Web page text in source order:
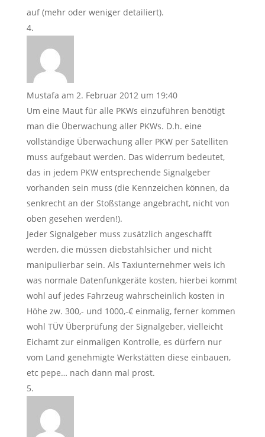
auf (mehr oder weniger detailiert).
Mustafa am 2. Februar 2012 um 19:40
Um eine Maut für alle PKWs einzuführen benötigt
man die Überwachung aller PKWs. D.h. eine
vollständige Überwachung aller PKW per Satelliten
muss aufgebaut werden. Das widerrum bedeutet,
das in jedem PKW entsprechende Signalgeber
vorhanden sein muss (die Kennzeichen können, da
senkrecht an der Stoßstange angebracht, nicht von
oben gesehen werden!).
Jeder Signalgeber muss zusätzlich angeschafft
werden, die müssen diebstahlsicher und nicht
manipulierbar sein. Als Taxiunternehmer weis ich
was normale Datenfunkgeräte kosten, hierbei kommt
wohl auf jedes Fahrzeug wahrscheinlich kosten in
Höhe zw. 300,- und 1000,-€ einmalig, ferner kommen
wohl TÜV Überprüfung der Signalgeber, vielleicht
Eichamt zur einmaligen Kontrolle, es dürfern nur
vom Land genehmigte Werkstätten diese einbauen,
etc pepe… nach dann mal prost.